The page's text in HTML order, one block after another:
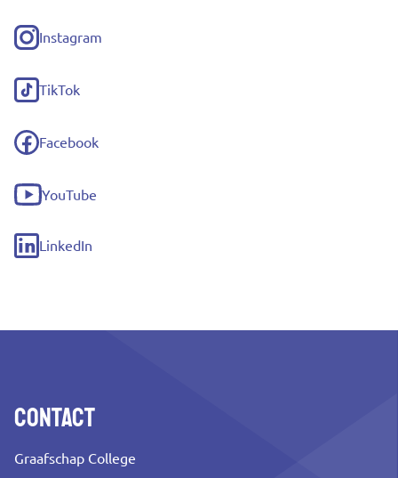
Instagram
(externe
link)
TikTok
(externe
link)
Facebook
(externe
link)
YouTube
(externe
link)
LinkedIn
(externe
Contact
Graafschap College